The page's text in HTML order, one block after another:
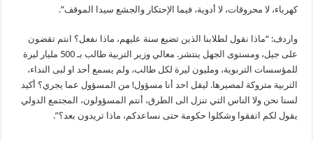
كهرباء، لا محروقات، لا أدوية، فيما الإحتكار والجشع سيدا الموقف”.
واردف: “ماذا نقول لطلابنا الذين تضيع سنة عليهم، ماذا نفعل؟ انتم تقضون
على جيل، ومستوى الجهل ينتشر. معالي وزير التربية طالب بـ 500 مليار ليرة
للمؤسسات التربوية، ومليون ليرة لكل طالب، ولم يسمع أحد او لبى النداء،
التربية متروكة لمصيرها. ليقل احد أنا مسؤول! من المسؤول عما يجري؟ أكيد
لسنا نحن ولا الناس التي تنزل الى الطرق، أنتم المسؤولون، المجتمع الدولي
يقول لكم اتفقوا وشكلوا حكومة حتى نساعدكم، ماذا تريدون بعد؟”.